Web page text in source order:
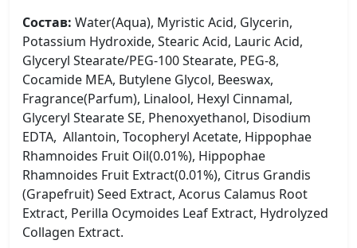
Состав: Water(Aqua), Myristic Acid, Glycerin,
Potassium Hydroxide, Stearic Acid, Lauric Acid,
Glyceryl Stearate/PEG-100 Stearate, PEG-8,
Cocamide MEA, Butylene Glycol, Beeswax,
Fragrance(Parfum), Linalool, Hexyl Cinnamal,
Glyceryl Stearate SE, Phenoxyethanol, Disodium
EDTA, Allantoin, Tocopheryl Acetate, Hippophae
Rhamnoides Fruit Oil(0.01%), Hippophae
Rhamnoides Fruit Extract(0.01%), Citrus Grandis
(Grapefruit) Seed Extract, Acorus Calamus Root
Extract, Perilla Ocymoides Leaf Extract, Hydrolyzed
Collagen Extract.